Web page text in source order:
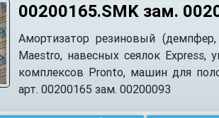
00200165.SMK зам.
Амортизатор резиновый
Maestro, навесных сеялок Express,
комплексов Pronto, машин для
арт. 00200165 зам. 00200093